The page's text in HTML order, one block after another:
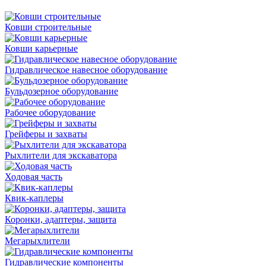
Ковши строительные
Ковши карьерные
Гидравлическое навесное оборудование
Бульдозерное оборудование
Рабочее оборудование
Грейферы и захваты
Рыхлители для экскаватора
Ходовая часть
Квик-каплеры
Коронки, адаптеры, защита
Мегарыхлители
Гидравлические компоненты